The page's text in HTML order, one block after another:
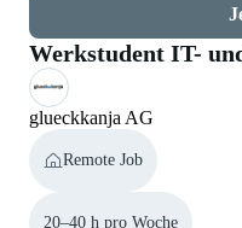
Werkstudent IT-
glueckkanja AG
Remote Job
20–40 h pro Woche